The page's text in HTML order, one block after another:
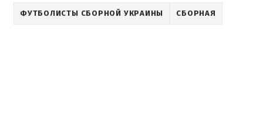
ФУТБОЛИСТЫ СБОРНОЙ УКРАИНЫ СБОРНАЯ